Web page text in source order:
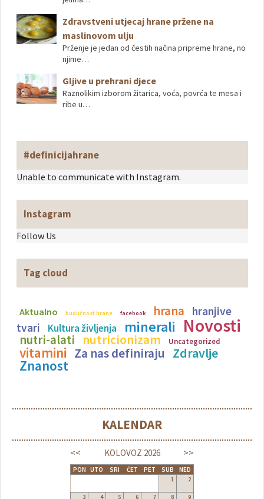
Zdravstveni utjecaj hrane pržene na
maslinovom ulju
Prženje je jedan od čestih načina pripreme hrane, no
njime…
Gljive u prehrani djece
Raznolikim izborom žitarica, voća, povrća te mesa i
ribe u…
#definicijahrane
Unable to communicate with Instagram.
Instagram
Follow Us
Tag cloud
Aktualno budućnost hrane facebook hrana
hranjive
tvari
Kultura življenja minerali Novosti
nutri-alati nutricionizam Uncategorized
vitamini Za nas definiraju Zdravlje
Znanost
KALENDAR
<< >>
KOLOVOZ 2026
PON UTO SRI ČET PET SUB NED
1 2
3 4 5 6 7 8 9